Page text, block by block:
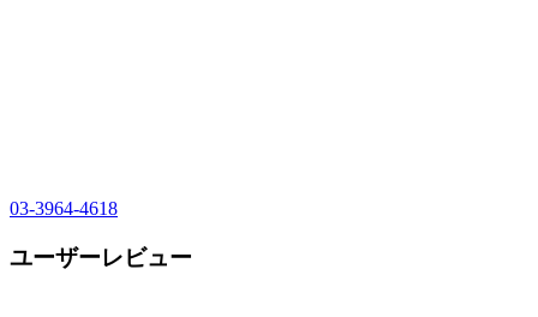
03-3964-4618
ユーザーレビュー